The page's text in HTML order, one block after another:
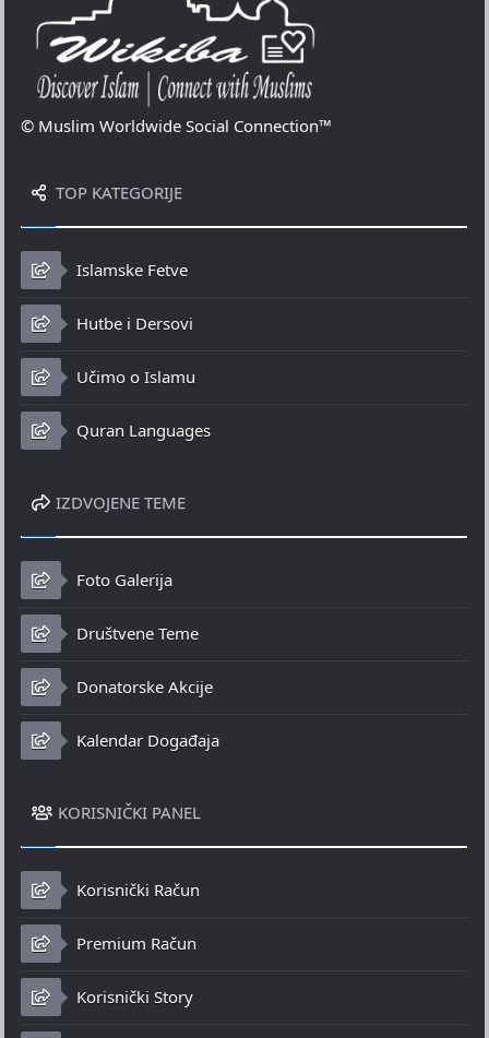
© Muslim Worldwide Social Connection™
TOP KATEGORIJE
Islamske Fetve
Hutbe i Dersovi
Učimo o Islamu
Quran Languages
IZDVOJENE TEME
Foto Galerija
Društvene Teme
Donatorske Akcije
Kalendar Događaja
KORISNIČKI PANEL
Korisnički Račun
Premium Račun
Korisnički Story